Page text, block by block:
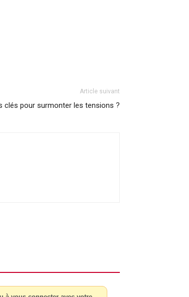
Article suivant
clés pour surmonter les tensions ?